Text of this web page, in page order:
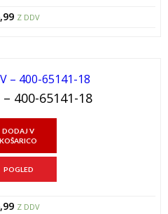
Z DDV
– 400-65141-18
DODAJ V
KOŠARICO
POGLED
Z DDV